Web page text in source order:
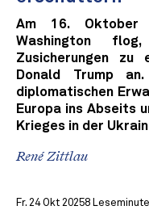
Am 16. Oktober
Washington
Zusicherungen
Donald Trump
diplomatischen
Europa ins Abseits
Krieges in der
René Zittlau
Fr. 24 Okt 20258